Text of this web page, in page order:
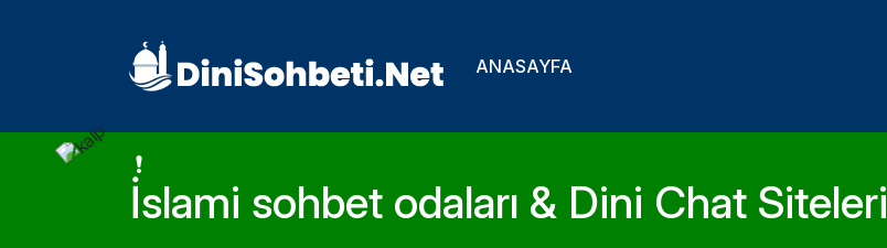
ANASAYFA
İslami sohbet odaları & Dini Chat Siteleri